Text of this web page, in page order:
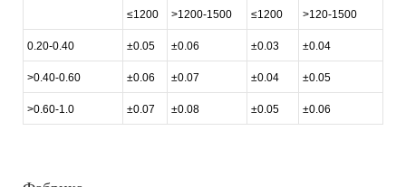
≤1200 >1200-1500 ≤1200 >120-1500
0.20-0.40 ±0.05 ±0.06 ±0.03 ±0.04
>0.40-0.60 ±0.06 ±0.07 ±0.04 ±0.05
>0.60-1.0 ±0.07 ±0.08 ±0.05 ±0.06